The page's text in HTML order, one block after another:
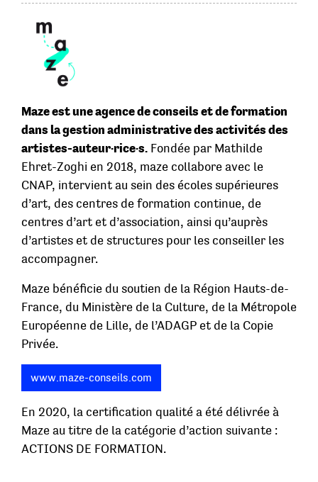
Maze est une agence de conseils et de formation
dans la gestion administrative des activités des
artistes-auteur·rice·s. Fondée par Mathilde
Ehret-Zoghi en 2018, maze collabore avec le
CNAP, intervient au sein des écoles supérieures
d’art, des centres de formation continue, de
centres d’art et d’association, ainsi qu’auprès
d’artistes et de structures pour les conseiller les
accompagner.
Maze bénéficie du soutien de la Région Hauts-de-
France, du Ministère de la Culture, de la Métropole
Européenne de Lille, de l’ADAGP et de la Copie
Privée.
www.maze-conseils.com
En 2020, la certification qualité a été délivrée à
Maze au titre de la catégorie d’action suivante :
ACTIONS DE FORMATION.